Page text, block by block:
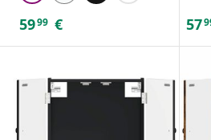
5999 € 57